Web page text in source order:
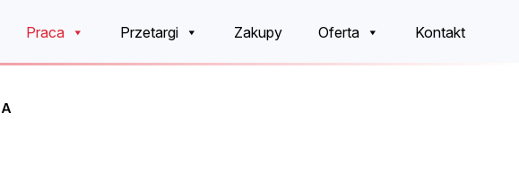
Praca Przetargi Zakupy Oferta Kontakt